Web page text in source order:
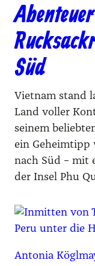
Süd
Vietnam stand
Land voller
seinem
ein Geheimtipp
nach Süd – mit
der Insel Phu
Antonia